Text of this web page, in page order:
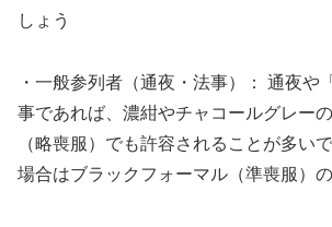
しょう
・一般参列者（通夜・法事）： 通夜や
事であれば、濃紺やチャコールグレー
（略喪服）でも許容されることが多い
場合はブラックフォーマル（準喪服）